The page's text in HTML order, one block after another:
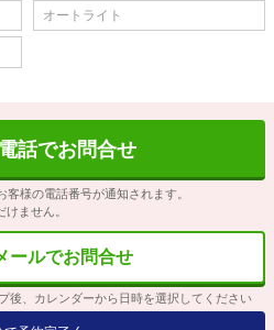
オートライト
話でお問合せ
様の電話番号が通知されます。
ません。
ールでお問合せ
後、カレンダーから日時を選択してください